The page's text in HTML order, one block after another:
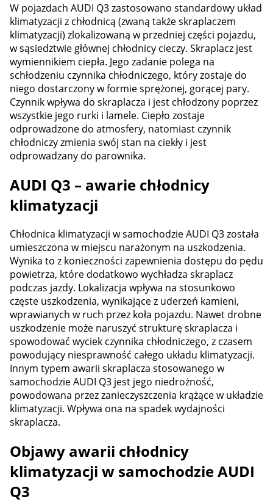
W pojazdach AUDI Q3 zastosowano standardowy układ
klimatyzacji z chłodnicą (zwaną także skraplaczem
klimatyzacji) zlokalizowaną w przedniej części pojazdu,
w sąsiedztwie głównej chłodnicy cieczy. Skraplacz jest
wymiennikiem ciepła. Jego zadanie polega na
schłodzeniu czynnika chłodniczego, który zostaje do
niego dostarczony w formie sprężonej, gorącej pary.
Czynnik wpływa do skraplacza i jest chłodzony poprzez
wszystkie jego rurki i lamele. Ciepło zostaje
odprowadzone do atmosfery, natomiast czynnik
chłodniczy zmienia swój stan na ciekły i jest
odprowadzany do parownika.
AUDI Q3 – awarie chłodnicy
klimatyzacji
Chłodnica klimatyzacji w samochodzie AUDI Q3 została
umieszczona w miejscu narażonym na uszkodzenia.
Wynika to z konieczności zapewnienia dostępu do pędu
powietrza, które dodatkowo wychładza skraplacz
podczas jazdy. Lokalizacja wpływa na stosunkowo
częste uszkodzenia, wynikające z uderzeń kamieni,
wprawianych w ruch przez koła pojazdu. Nawet drobne
uszkodzenie może naruszyć strukturę skraplacza i
spowodować wyciek czynnika chłodniczego, z czasem
powodujący niesprawność całego układu klimatyzacji.
Innym typem awarii skraplacza stosowanego w
samochodzie AUDI Q3 jest jego niedrożność,
powodowana przez zanieczyszczenia krążące w układzie
klimatyzacji. Wpływa ona na spadek wydajności
skraplacza.
Objawy awarii chłodnicy
klimatyzacji w samochodzie AUDI
Q3